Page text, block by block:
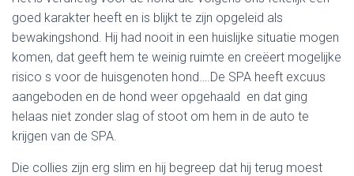
goed karakter heeft en is blijkt te zijn opgeleid als
bewakingshond. Hij had nooit in een huislijke situatie mogen
komen, dat geeft hem te weinig ruimte en creëert mogelijke
risico s voor de huisgenoten hond….De SPA heeft excuus
aangeboden en de hond weer opgehaald en dat ging
helaas niet zonder slag of stoot om hem in de auto te
krijgen van de SPA.
Die collies zijn erg slim en hij begreep dat hij terug moest